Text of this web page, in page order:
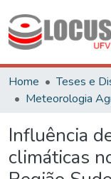
Home Teses e
Meteorologia
Influência
climáticas